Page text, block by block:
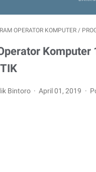
OPERATOR KOMPUTER /
Komputer
Bintoro April 01, 2019